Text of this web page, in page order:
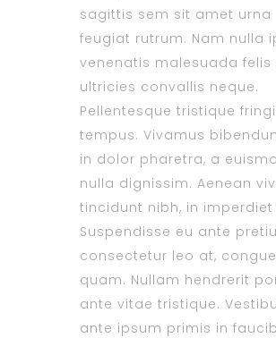
sagittis sem sit amet urna
feugiat rutrum. Nam nulla
venenatis malesuada felis
ultricies convallis neque.
Pellentesque tristique
tempus. Vivamus
in dolor pharetra, a
nulla dignissim. Aenean
tincidunt nibh, in imperdiet
Suspendisse eu ante
consectetur leo at, congue
quam. Nullam hendrerit
ante vitae tristique.
ante ipsum primis in